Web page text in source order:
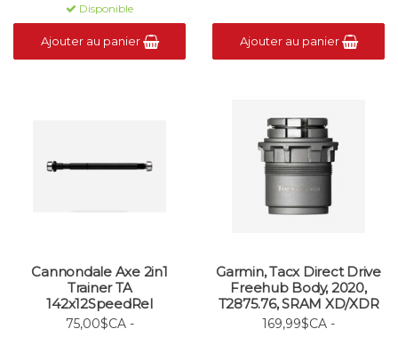
Disponible
Ajouter au panier Ajouter au panier
Cannondale Axe 2in1
Trainer TA
142x12SpeedRel
75,00$CA -
Garmin, Tacx Direct Drive
Freehub Body, 2020,
T2875.76, SRAM XD/XDR
169,99$CA -